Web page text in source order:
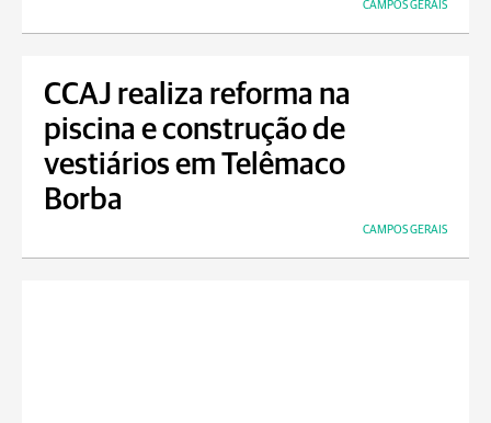
CAMPOS GERAIS
CCAJ realiza reforma na
piscina e construção de
vestiários em Telêmaco
Borba
CAMPOS GERAIS